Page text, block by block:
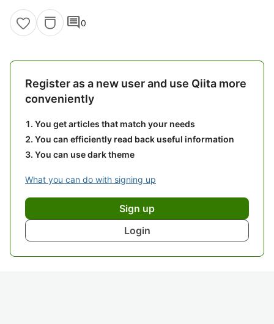
comment0
Register as a new user and use Qiita more
conveniently
You get articles that match your needs
You can efficiently read back useful information
You can use dark theme
What you can do with signing up
Sign up
Login